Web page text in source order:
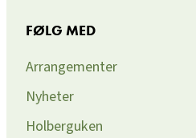
FØLG MED
Arrangementer
Nyheter
Holberguken